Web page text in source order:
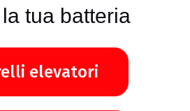
tua batteria
elevatori